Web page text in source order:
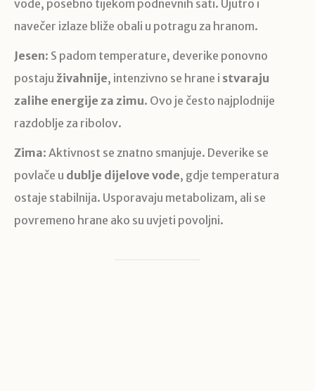
vode, posebno tijekom podnevnih sati. Ujutro i
navečer izlaze bliže obali u potragu za hranom.
Jesen: S padom temperature, deverike ponovno
postaju živahnije, intenzivno se hrane i stvaraju
zalihe energije za zimu. Ovo je često najplodnije
razdoblje za ribolov.
Zima: Aktivnost se znatno smanjuje. Deverike se
povlače u dublje dijelove vode, gdje temperatura
ostaje stabilnija. Usporavaju metabolizam, ali se
povremeno hrane ako su uvjeti povoljni.